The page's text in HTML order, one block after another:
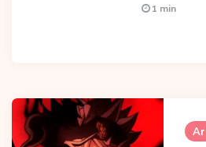
1 min
Post
navigation